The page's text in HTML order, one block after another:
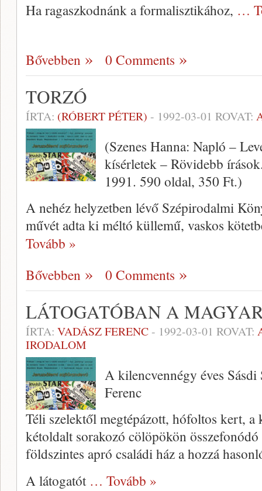
Ha ragaszkodnánk a formalisztikához, …
Bővebben 0 Comments
TORZÓ
ÍRTA: (RÓBERT PÉTER) - 1992-03-01 ROVAT:
(Szenes Hanna: Napló –
kísérletek – Rövidebb
1991. 590 oldal, 350 Ft.)
A nehéz helyzetben lévő Szépiro­dalmi
művét adta ki méltó küllemű, vaskos
Tovább »
Bővebben
0 Comments
LÁTOGATÓBAN A
ÍRTA: VADÁSZ FERENC- 1992-03-01 ROVAT:
IRODALOM
A kilencvennégy éves Sásdi
Ferenc
Téli szelektől megtépázott, hófoltos kert, a
kétoldalt sorakozó cölöpökön összefonódó
földszintes apró családi ház a hozzá
A látogatót … Tovább »